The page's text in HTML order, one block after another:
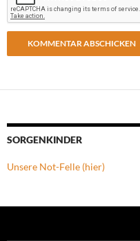
SORGENKINDER
Unsere Not-Felle (hier)